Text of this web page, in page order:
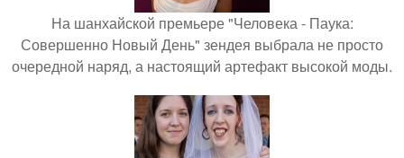
На шанхайской премьере "Человека - Паука:
Совершенно Новый День" зендея выбрала не просто
очередной наряд, а настоящий артефакт высокой моды.